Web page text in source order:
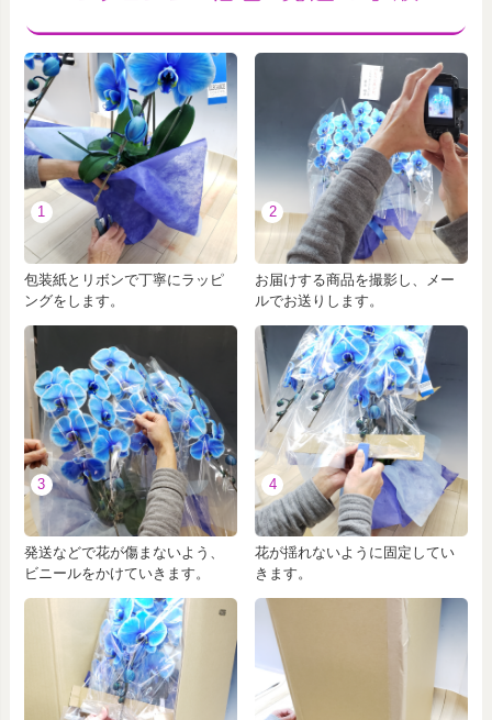
1
包装紙とリボンで丁寧にラッピ
ングをします。
2
お届けする商品を撮影し、メー
ルでお送りします。
3
発送などで花が傷まないよう、
ビニールをかけていきます。
4
花が揺れないように固定してい
きます。